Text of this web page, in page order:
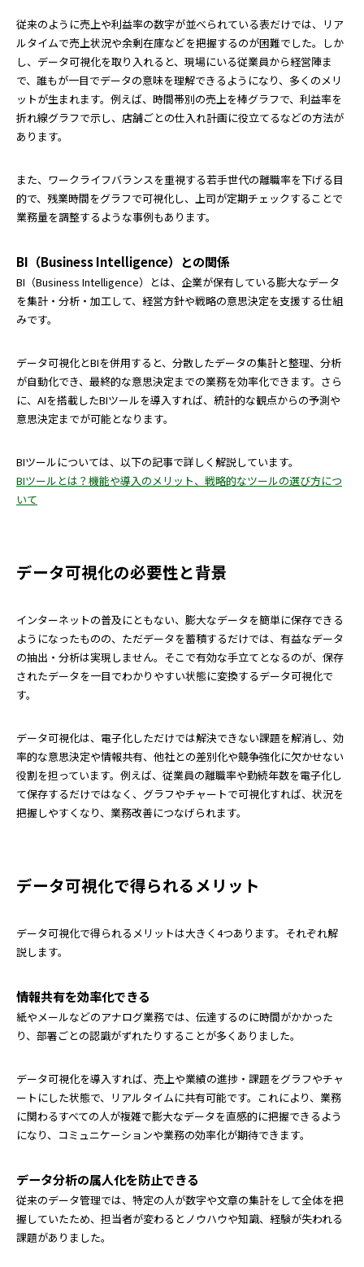
従来のように売上や利益率の数字が並べられている表だけでは、リア
ルタイムで売上状況や余剰在庫などを把握するのが困難でした。しか
し、データ可視化を取り入れると、現場にいる従業員から経営陣ま
で、誰もが一目でデータの意味を理解できるようになり、多くのメリ
ットが生まれます。例えば、時間帯別の売上を棒グラフで、利益率を
折れ線グラフで示し、店舗ごとの仕入れ計画に役立てるなどの方法が
あります。
また、ワークライフバランスを重視する若手世代の離職率を下げる目
的で、残業時間をグラフで可視化し、上司が定期チェックすることで
業務量を調整するような事例もあります。
BI（Business Intelligence）との関係
BI（Business Intelligence）とは、企業が保有している膨大なデータ
を集計・分析・加工して、経営方針や戦略の意思決定を支援する仕組
みです。
データ可視化とBIを併用すると、分散したデータの集計と整理、分析
が自動化でき、最終的な意思決定までの業務を効率化できます。さら
に、AIを搭載したBIツールを導入すれば、統計的な観点からの予測や
意思決定までが可能となります。
BIツールについては、以下の記事で詳しく解説しています。
BIツールとは？機能や導入のメリット、戦略的なツールの選び方につ
いて
データ可視化の必要性と背景
インターネットの普及にともない、膨大なデータを簡単に保存できる
ようになったものの、ただデータを蓄積するだけでは、有益なデータ
の抽出・分析は実現しません。そこで有効な手立てとなるのが、保存
されたデータを一目でわかりやすい状態に変換するデータ可視化で
す。
データ可視化は、電子化しただけでは解決できない課題を解消し、効
率的な意思決定や情報共有、他社との差別化や競争強化に欠かせない
役割を担っています。例えば、従業員の離職率や勤続年数を電子化し
て保存するだけではなく、グラフやチャートで可視化すれば、状況を
把握しやすくなり、業務改善につなげられます。
データ可視化で得られるメリット
データ可視化で得られるメリットは大きく4つあります。それぞれ解
説します。
情報共有を効率化できる
紙やメールなどのアナログ業務では、伝達するのに時間がかかった
り、部署ごとの認識がずれたりすることが多くありました。
データ可視化を導入すれば、売上や業績の進捗・課題をグラフやチャ
ートにした状態で、リアルタイムに共有可能です。これにより、業務
に関わるすべての人が複雑で膨大なデータを直感的に把握できるよう
になり、コミュニケーションや業務の効率化が期待できます。
データ分析の属人化を防止できる
従来のデータ管理では、特定の人が数字や文章の集計をして全体を把
握していたため、担当者が変わるとノウハウや知識、経験が失われる
課題がありました。